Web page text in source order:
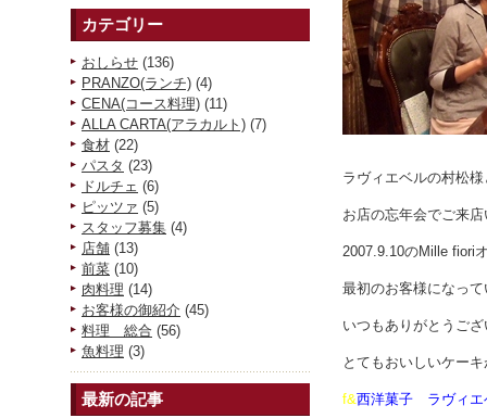
カテゴリー
おしらせ (136)
PRANZO(ランチ) (4)
CENA(コース料理) (11)
ALLA CARTA(アラカルト) (7)
食材 (22)
パスタ (23)
ドルチェ (6)
ピッツァ (5)
スタッフ募集 (4)
店舗 (13)
前菜 (10)
肉料理 (14)
お客様の御紹介 (45)
料理 総合 (56)
魚料理 (3)
最新の記事
ラヴィエベルの村松
お店の忘年会でご来
2007.9.10のMille fiori
最初のお客様になっ
いつもありがとうご
とてもおいしいケー
f&西洋菓子 ラヴ